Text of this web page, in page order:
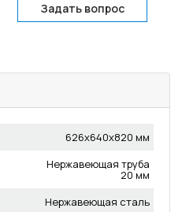
Задать вопрос
626х640х820 мм
Нержавеющая труба
20 мм
Нержавеющая сталь